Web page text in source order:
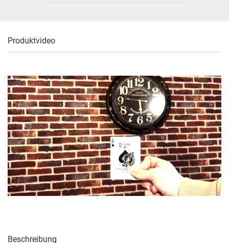
Produktvideo
Beschreibung